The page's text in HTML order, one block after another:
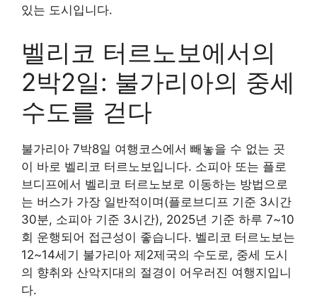
있는 도시입니다.
벨리코 터르노보에서의
2박2일: 불가리아의 중세
수도를 걷다
불가리아 7박8일 여행코스에서 빼놓을 수 없는 곳
이 바로 벨리코 터르노보입니다. 소피아 또는 플로
브디프에서 벨리코 터르노보로 이동하는 방법으로
는 버스가 가장 일반적이며(플로브디프 기준 3시간
30분, 소피아 기준 3시간), 2025년 기준 하루 7~10
회 운행되어 접근성이 좋습니다. 벨리코 터르노보는
12~14세기 불가리아 제2제국의 수도로, 중세 도시
의 향취와 산악지대의 절경이 어우러진 여행지입니
다.